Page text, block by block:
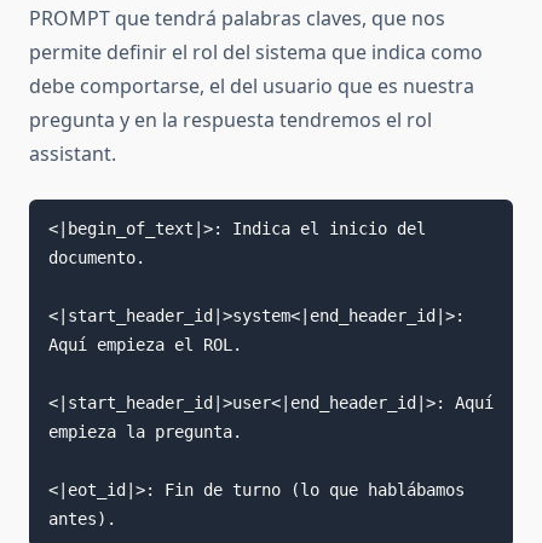
PROMPT que tendrá palabras claves, que nos
permite definir el rol del sistema que indica como
debe comportarse, el del usuario que es nuestra
pregunta y en la respuesta tendremos el rol
assistant.
<|begin_of_text|>: Indica el inicio del
documento.
<|start_header_id|>system<|end_header_id|>:
Aquí empieza el ROL.
<|start_header_id|>user<|end_header_id|>: Aquí
empieza la pregunta.
<|eot_id|>: Fin de turno (lo que hablábamos